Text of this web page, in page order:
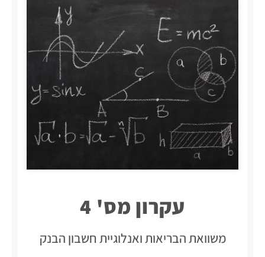
עקרון מס' 4
משוואת הבריאות ואנלוגיית חשבון הבנק